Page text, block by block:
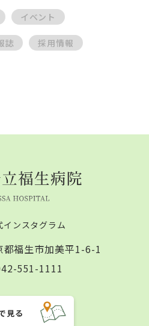
イベント
誌 採用情報
インスタグラム
都福生市加美平1-6-1
551-1111
見る